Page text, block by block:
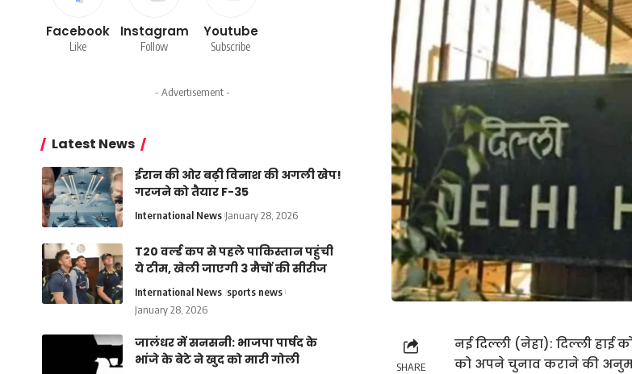
SHARE
नई दिल्ली (नेहा): दिल्ली हाई
को अपने चुनाव कराने की
Facebook
Like
Instagram
Follow
Youtube
Subscribe
- Advertisement -
Latest News
ईरान की ओर बढ़ी विनाश की अगली खेप!
गरजने को तैयार F-35
International News January 28, 2026
T20 वर्ल्ड कप से पहले पाकिस्तान पहुंची
ये टीम, खेली जाएगी 3 मैचों की सीरीज
International News sports news
January 28, 2026
जालंधर में सनसनी: भाजपा पार्षद के
भांजे के बेटे ने खुद को मारी गोली